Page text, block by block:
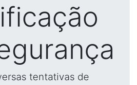
tentativas de